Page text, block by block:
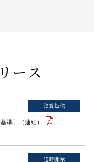
ース
準〕（連結）